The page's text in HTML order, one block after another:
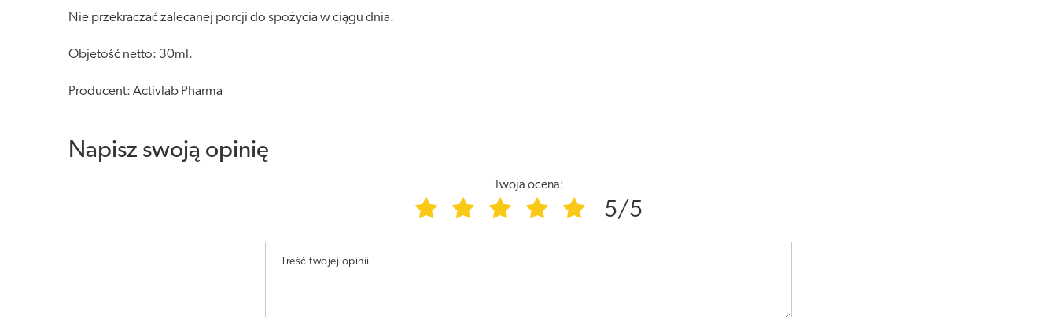
Nie przekraczać zalecanej porcji do spożycia w ciągu dnia.
Objętość netto: 30ml.
Producent: Activlab Pharma
Napisz swoją opinię
Twoja ocena:
5/5
Treść twojej opinii